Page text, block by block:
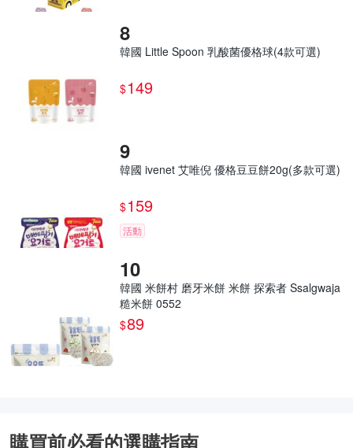
韓國 Little Spoon 乳酸菌優格球(4款可選)
$149
韓國 ivenet 艾唯倪 優格豆豆餅20g(多款可選)
$159
活動
韓國 米餅村 磨牙米餅 米餅 探索者 Ssalgwaja
糙米餅 0552
$89
購買前必看的選購指南